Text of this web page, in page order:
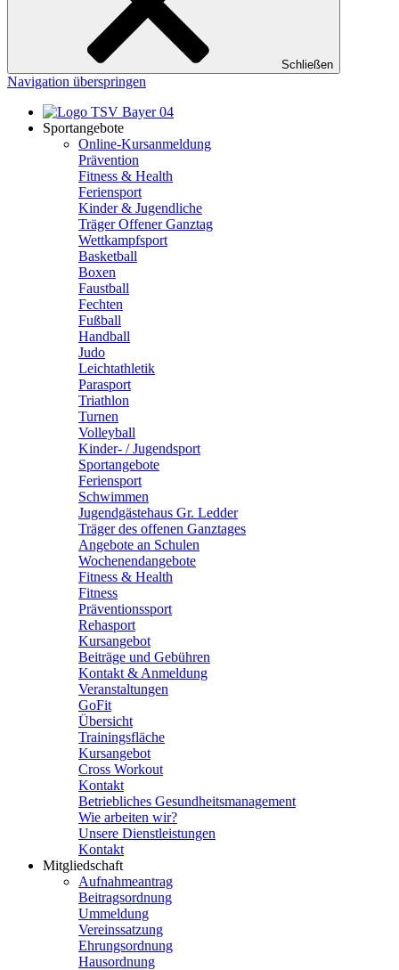
Schließen
Navigation überspringen
Sportangebote
Online-Kursanmeldung
Prävention
Fitness & Health
Feriensport
Kinder & Jugendliche
Träger Offener Ganztag
Wettkampfsport
Basketball
Boxen
Faustball
Fechten
Fußball
Handball
Judo
Leichtathletik
Parasport
Triathlon
Turnen
Volleyball
Kinder- / Jugendsport
Sportangebote
Feriensport
Schwimmen
Jugendgästehaus Gr. Ledder
Träger des offenen Ganztages
Angebote an Schulen
Wochenendangebote
Fitness & Health
Fitness
Präventionssport
Rehasport
Kursangebot
Beiträge und Gebühren
Kontakt & Anmeldung
Veranstaltungen
GoFit
Übersicht
Trainingsfläche
Kursangebot
Cross Workout
Kontakt
Betriebliches Gesundheitsmanagement
Wie arbeiten wir?
Unsere Dienstleistungen
Kontakt
Mitgliedschaft
Aufnahmeantrag
Beitragsordnung
Ummeldung
Vereinssatzung
Ehrungsordnung
Hausordnung